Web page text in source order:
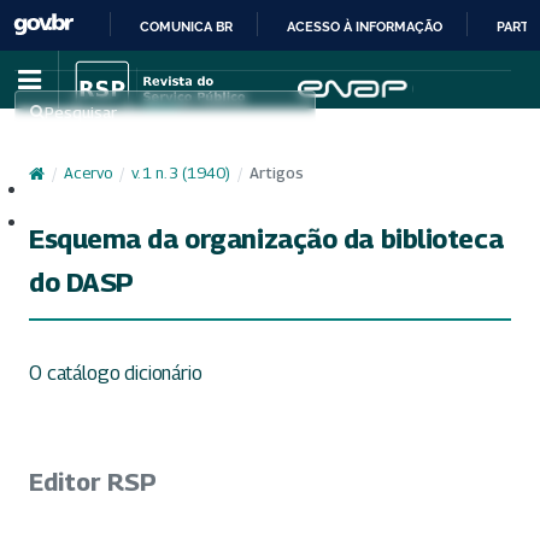
IR
PARA
CONTEÚDO
COMUNICA BR ACESSO À INFORMAÇÃO
Pesquisar
/ Acervo / v. 1 n. 3 (1940) / Artigos
Esquema da organização da biblioteca
do DASP
O catálogo dicionário
Editor RSP